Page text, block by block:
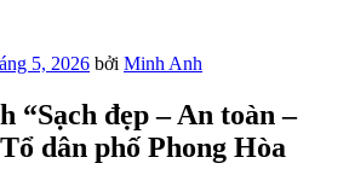
5, 2026 bởi Minh Anh
“Sạch đẹp – An toàn –
dân phố Phong Hòa